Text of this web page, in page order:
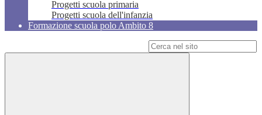
Progetti scuola primaria
Progetti scuola dell'infanzia
Formazione scuola polo Ambito 8